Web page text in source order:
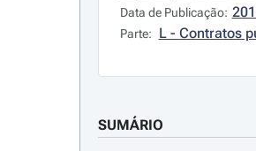
Data de Publicação:
Parte: L - Contratos
SUMÁRIO